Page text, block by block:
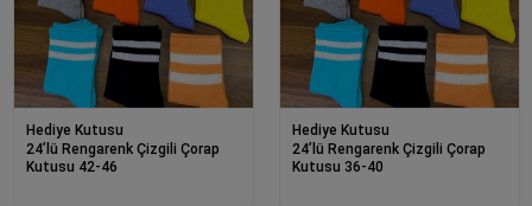
Hediye Kutusu
24’lü Rengarenk Çizgili Çorap
Kutusu 42-46
Hediye Kutusu
24’lü Rengarenk Çizgili Çorap
Kutusu 36-40